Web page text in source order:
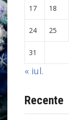
17 18
24 25
31
« iul.
Recente